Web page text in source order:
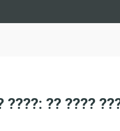
????: ?? ????